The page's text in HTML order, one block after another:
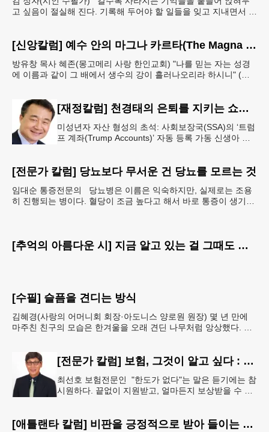
고 싶음이 절실해 진다. 기록해 두어야 할 일들을 잊고 지내면서 아
[신앙칼럼] 예수 안의 마그나 카르타(The Magna Carta in Jesus, 요한복음John 7:38)
방유창 목사 혜존(몽고메리 사랑 한인교회) "나를 믿는 자는 성경
에 이름과 같이 그 배에서 생수의 강이 흘러나오리라 하시니" (요
[재정칼럼] 천경태의 은퇴를 지키는 쇼셜시큐리티 인사이트 - 은퇴와 생활의 기초를 지키는 가장 현실적인 제도 읽기 (18)
미성년자 자산 형성의 초석: 사회보장국(SSA)의 ‘트럼
프 계좌(Trump Accounts)’ 자동 등록 가동 신생아 출
[전문가 칼럼] 당뇨보다 무서운 건 당뇨를 모르는 것
임대순 통증전문의 당뇨병은 이름은 익숙하지만, 실제로는 조용
히 진행되는 병이다. 혈당이 조금 높다고 해서 바로 통증이 생기거
[추억의 아름다운 시] 지금 알고 있는 걸 그때도 알았더라면
[수필] 슬픔을 견디는 방식
김혜경(사랑의 어머니회 회장·아도니스 양로원 원장) 몇 년 만에
마주친 친구의 모습은 한겨울을 오래 견딘 나무처럼 앙상했다. 핏
[전문가 칼럼] 보험, 그것이 알고 싶다 : 주택보험, 보상 한도액은 얼마나 가입해야 할까?
최선호 보험전문인 "한도가 없다"는 말은 듣기에는 참
시원하다. 끝없이 지원받고, 얼마든지 보상받을 수 있
[애틀랜타 칼럼] 비판을 긍정적으로 받아 들이는 마음